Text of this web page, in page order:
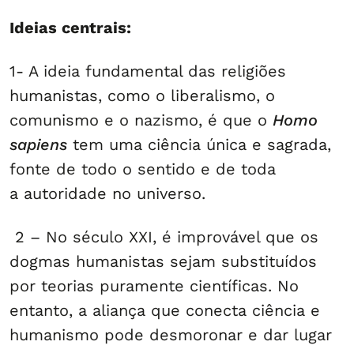
Ideias centrais:
1- A ideia fundamental das religiões
humanistas, como o liberalismo, o
comunismo e o nazismo, é que o Homo
sapiens tem uma ciência única e sagrada,
fonte de todo o sentido e de toda
a autoridade no universo.
2 – No século XXI, é improvável que os
dogmas humanistas sejam substituídos
por teorias puramente científicas. No
entanto, a aliança que conecta ciência e
humanismo pode desmoronar e dar lugar